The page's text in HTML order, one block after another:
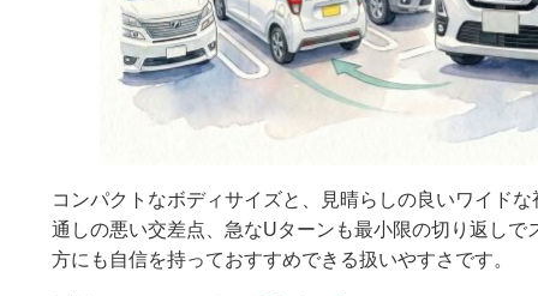
コンパクトなボディサイズと、見晴らしの良いワイド
通しの悪い交差点、急なUターンも最小限の切り返し
方にも自信を持っておすすめできる扱いやすさです。